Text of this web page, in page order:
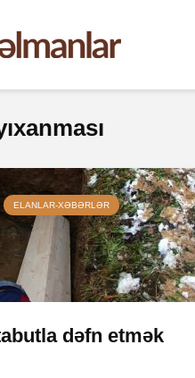
ELANLAR-XƏBƏRLƏR
dəfn etmək